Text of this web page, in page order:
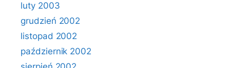
luty 2003
grudzień 2002
listopad 2002
październik 2002